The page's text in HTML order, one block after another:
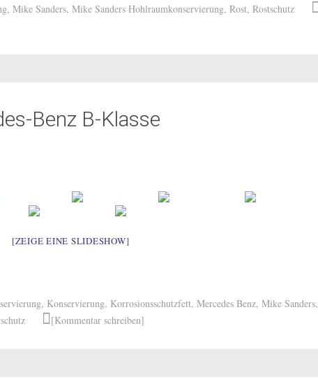
, Mike Sanders, Mike Sanders Hohlraumkonservierung, Rost, Rostschutz
Benz B-Klasse
[ZEIGE EINE SLIDESHOW]
, Konservierung, Korrosionsschutzfett, Mercedes Benz, Mike Sanders,
[Kommentar schreiben]